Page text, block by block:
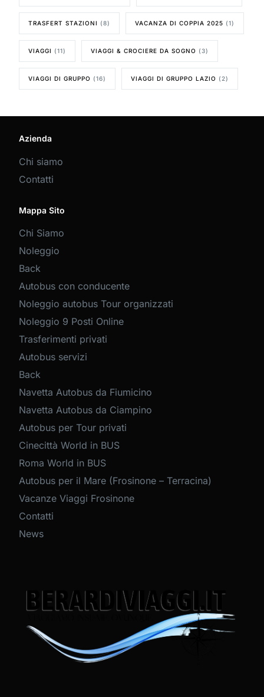
TRASFERT STAZIONI (8) VACANZA DI COPPIA 2025 (1)
VIAGGI (11) VIAGGI & CROCIERE DA SOGNO (3)
VIAGGI DI GRUPPO (16) VIAGGI DI GRUPPO LAZIO (2)
Azienda
Chi siamo
Contatti
Mappa Sito
Chi Siamo
Noleggio
Back
Autobus con conducente
Noleggio autobus Tour organizzati
Noleggio 9 Posti Online
Trasferimenti privati
Autobus servizi
Back
Navetta Autobus da Fiumicino
Navetta Autobus da Ciampino
Autobus per Tour privati
Cinecittà World in BUS
Roma World in BUS
Autobus per il Mare (Frosinone – Terracina)
Vacanze Viaggi Frosinone
Contatti
News